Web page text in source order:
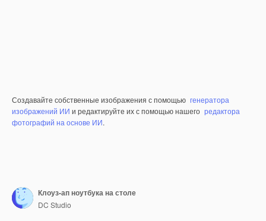
Создавайте собственные изображения с помощью генератора
изображений ИИ и редактируйте их с помощью нашего редактора
фотографий на основе ИИ.
Клоуз-ап ноутбука на столе
DC Studio